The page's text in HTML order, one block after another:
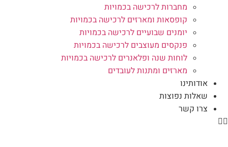
מחברות לרכישה בכמויות
קופסאות ומארזים לרכישה בכמויות
יומנים שבועיים לרכישה בכמויות
פנקסים מעוצבים לרכישה בכמויות
לוחות שנה ופלאנרים לרכישה בכמויות
מארזים ומתנות לעובדים
אודותינו
שאלות נפוצות
צרו קשר